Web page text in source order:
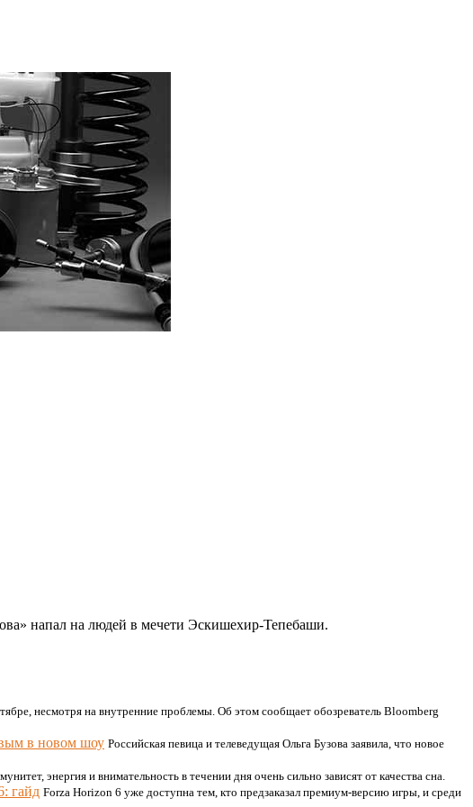
напал на людей в мечети Эскишехир-Тепебаши.
несмотря на внутренние проблемы. Об этом сообщает обозреватель Bloomberg
в новом шоу Российская певица и телеведущая Ольга Бузова заявила, что новое
энергия и внимательность в течении дня очень сильно зависят от качества сна.
гайд Forza Horizon 6 уже доступна тем, кто предзаказал премиум-версию игры, и среди